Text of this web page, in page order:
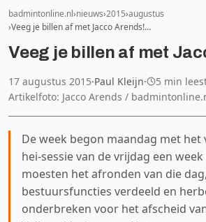
badmintonline.nl nieuws 2015 augustus
Veeg je billen af met Jacco Arends!…
Veeg je billen af met
17 augustus 2015·Paul Kleijn· 5 min
Artikelfoto: Jacco Arends /
De week begon maandag met het
hei-sessie van de vrijdag een week
moesten het afronden van die
bestuursfuncties verdeeld en
onderbreken voor het afscheid